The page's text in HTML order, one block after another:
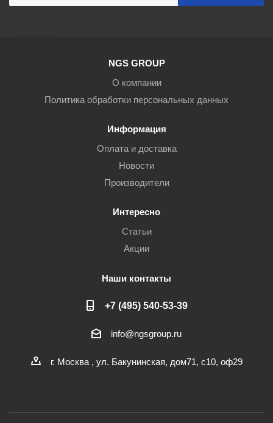
NGS GROUP
О компании
Политика обработки персональных данных
Информация
Оплата и доставка
Новости
Производители
Интересно
Статьи
Акции
Наши контакты
+7 (495) 540-53-39
info@ngsgroup.ru
г. Москва , ул. Бакунинская, дом71, с10, оф29